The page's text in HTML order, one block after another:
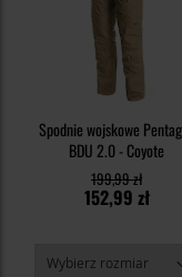
Spodnie wojskowe
BDU 2.0 - Coyote
152,99 zł
199,99 zł